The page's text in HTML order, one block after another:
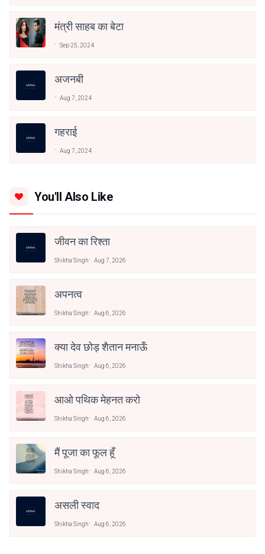
मंत्री साहब का बेटा
Sep 25, 2024
अजनबी
Aug 7, 2024
गहराई
Aug 7, 2024
You'll Also Like
जीवन का रिश्ता
Shikha Singh Aug 7, 2026
अपनत्व
Shikha Singh Aug 6, 2026
क्या देव छोड़ शैतान मनाऊँ
Shikha Singh Aug 6, 2026
आओ पथिक मेहनत करो
Shikha Singh Aug 6, 2026
मैं पूजा का फूल हूँ
Shikha Singh Aug 6, 2026
असली स्वाद
Shikha Singh Aug 6, 2026